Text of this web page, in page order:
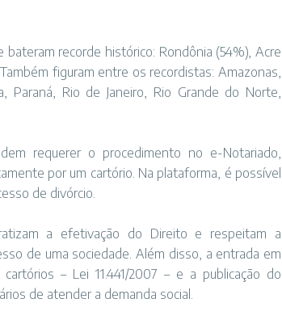
recorde histórico: Rondônia (54%), Acre
figuram entre os recordistas: Amazonas,
Paraná, Rio de Janeiro, Rio Grande do Norte,
requerer o procedimento no e-Notariado,
por um cartório. Na plataforma, é possível
de divórcio.
a efetivação do Direito e respeitam a
de uma sociedade. Além disso, a entrada em
– Lei 11.441/2007 – e a publicação do
de atender a demanda social.